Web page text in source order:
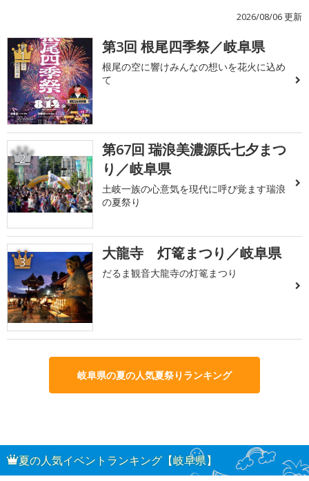
2026/08/06 更新
1 第3回 根尾四季祭／岐阜県
根尾の空に響けみんなの想いを花火に込め
て
2
第67回 瑞浪美濃源氏七夕まつ
り／岐阜県
土岐一族の心意気を現代に呼び覚ます瑞浪
の夏祭り
3 大龍寺 灯篭まつり／岐阜県
だるま観音大龍寺の灯篭まつり
岐阜県の夏の人気夏祭りランキング
夏の人気イベントランキング【岐阜県】